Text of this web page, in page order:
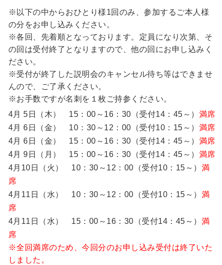
※以下の中からおひとり様1回のみ、参加するご本人様
の分をお申し込みください。
※各回、先着順となっております。定員になり次第、そ
の回は受付終了となりますので、他の回にお申し込みく
ださい。
※受付が終了した説明会のキャンセル待ち等はできませ
んので、ご了承ください。
※お手数ですが名刺を１枚ご持参ください。
4月 5日（木） 15：00～16：30（受付14：45～） 満席
4月 6日（金） 10：30～12：00（受付10：15～） 満席
4月 6日（金） 15：00～16：30（受付14：45～） 満席
4月 9日（月） 15：00～16：30（受付14：45～） 満席
4月10日（火） 10：30～12：00（受付10：15～） 満
席
4月11日（水） 10：30～12：00（受付10：15～） 満
席
4月11日（水） 15：00～16：30（受付14：45～） 満
席
※全回満席のため、今回分のお申し込み受付は終了いた
しました。